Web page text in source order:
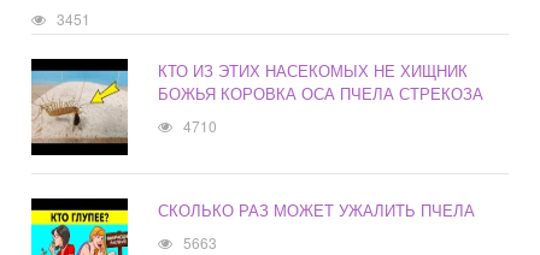
3451
КТО ИЗ ЭТИХ НАСЕКОМЫХ НЕ ХИЩНИК
БОЖЬЯ КОРОВКА ОСА ПЧЕЛА СТРЕКОЗА
4710
СКОЛЬКО РАЗ МОЖЕТ УЖАЛИТЬ ПЧЕЛА
5663